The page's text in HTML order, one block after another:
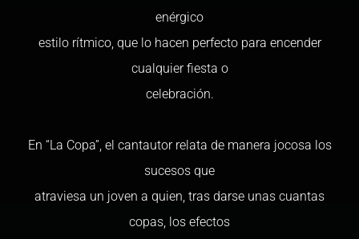
enérgico
estilo rítmico, que lo hacen perfecto para encender
cualquier fiesta o
celebración.
En “La Copa”, el cantautor relata de manera jocosa los
sucesos que
atraviesa un joven a quien, tras darse unas cuantas
copas, los efectos